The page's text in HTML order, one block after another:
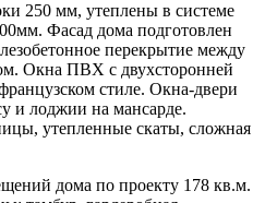
250 мм, утеплены в системе
Фасад дома подготовлен
перекрытие между
Окна ПВХ с двухсторонней
стиле. Окна-двери
и лоджии на мансарде.
утепленные скаты, сложная
дома по проекту 178 кв.м.